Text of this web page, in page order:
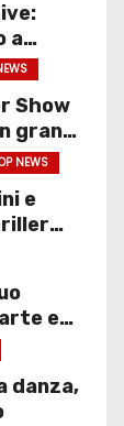
a
Show
gran
NEWS
e
e
danza,